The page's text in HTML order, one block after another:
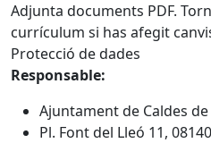
Adjunta documents PDF.
currículum si has afegit
Protecció de dades
Responsable:
Ajuntament de Caldes
Pl. Font del Lleó 11,